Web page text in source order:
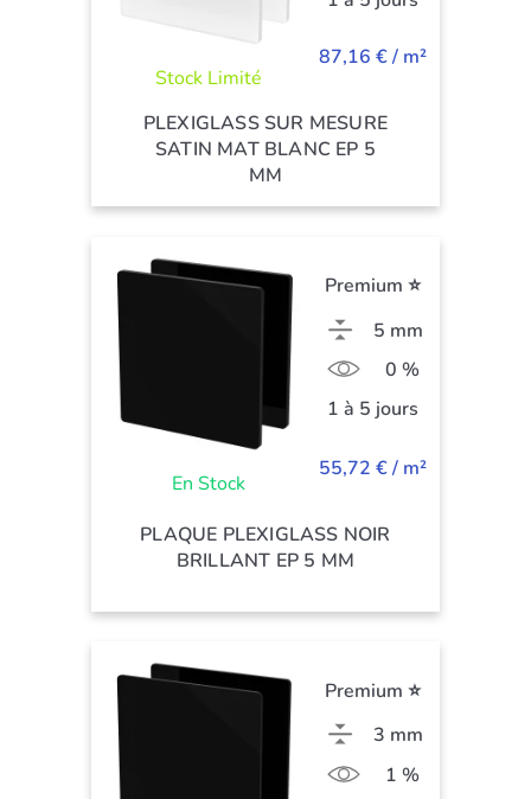
Stock Limité
87,16 € / m²
PLEXIGLASS SUR MESURE
SATIN MAT BLANC EP 5
MM
En Stock
Premium ⭐
5 mm
0 %
1 à 5 jours
55,72 € / m²
PLAQUE PLEXIGLASS NOIR
BRILLANT EP 5 MM
Premium ⭐
3 mm
1 %